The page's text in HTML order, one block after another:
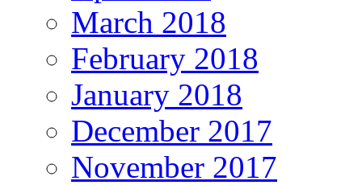
March 2018
February 2018
January 2018
December 2017
November 2017